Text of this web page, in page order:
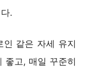
.
인 같은 자세 유지
좋고, 매일 꾸준히